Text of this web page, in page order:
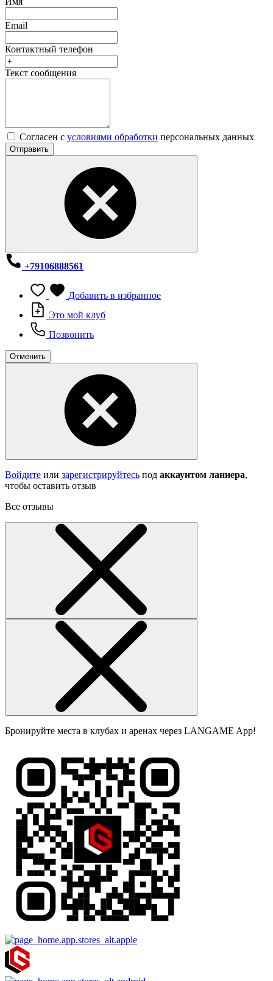
Email
Контактный телефон
Текст сообщения
Согласен с условиями обработки персональных данных
Отправить
+79106888561
Добавить в избранное
Это мой клуб
Позвонить
Отменить
Войдите или зарегистрируйтесь под аккаунтом ланнера,
чтобы оставить отзыв
Все отзывы
Бронируйте места в клубах и аренах через LANGAME App!